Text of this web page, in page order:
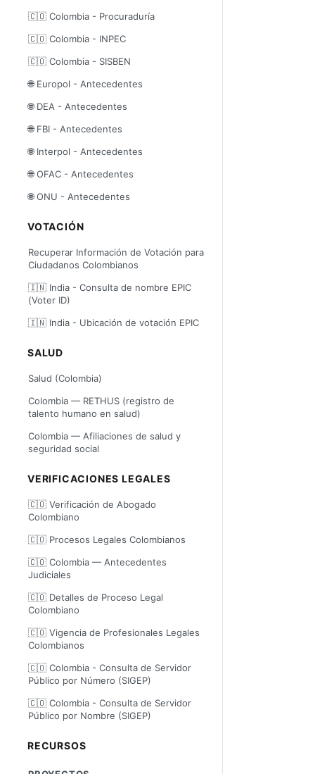
🇨🇴 Colombia - Procuraduría
🇨🇴 Colombia - INPEC
🇨🇴 Colombia - SISBEN
🌐 Europol - Antecedentes
🌐 DEA - Antecedentes
🌐 FBI - Antecedentes
🌐 Interpol - Antecedentes
🌐 OFAC - Antecedentes
🌐 ONU - Antecedentes
VOTACIÓN
Recuperar Información de Votación para
Ciudadanos Colombianos
🇮🇳 India - Consulta de nombre EPIC
(Voter ID)
🇮🇳 India - Ubicación de votación EPIC
SALUD
Salud (Colombia)
Colombia — RETHUS (registro de
talento humano en salud)
Colombia — Afiliaciones de salud y
seguridad social
VERIFICACIONES LEGALES
🇨🇴 Verificación de Abogado
Colombiano
🇨🇴 Procesos Legales Colombianos
🇨🇴 Colombia — Antecedentes
Judiciales
🇨🇴 Detalles de Proceso Legal
Colombiano
🇨🇴 Vigencia de Profesionales Legales
Colombianos
🇨🇴 Colombia - Consulta de Servidor
Público por Número (SIGEP)
🇨🇴 Colombia - Consulta de Servidor
Público por Nombre (SIGEP)
RECURSOS